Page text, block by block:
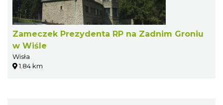
Zameczek Prezydenta RP na Zadnim Groniu
w Wiśle
Wisła
1.84 km